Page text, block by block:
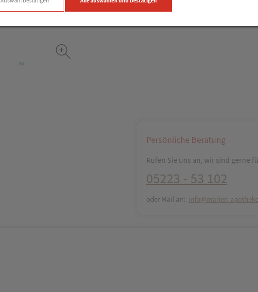
Persönliche Beratung
Rufen Sie uns an, wir sind gerne
05223 - 53 102
oder Mail an: info@marien-